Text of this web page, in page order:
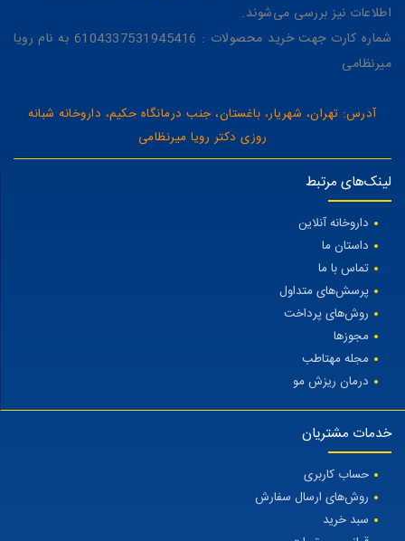
اطلاعات نیز بررسی می‌شوند.
شماره کارت جهت خرید محصولات : 6104337531945416 به نام رویا
میرنظامی
آدرس: تهران، شهریار، باغستان، جنب درمانگاه حکیم، داروخانه شبانه
روزی دکتر رویا میرنظامی
لینک‌های مرتبط
داروخانه آنلاین
داستان ما
تماس با ما
پرسش‌های متداول
روش‌های پرداخت
مجوزها
مجله مهتاطب
درمان ریزش مو
خدمات مشتریان
حساب کاربری
روش‌های ارسال سفارش
سبد خرید